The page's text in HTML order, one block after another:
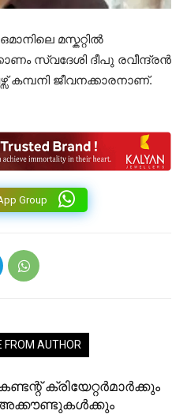
മസ്കറ്റിൽ
സ്വദേശി ദീപു രവീന്ദ്രൻ
കമ്പനി ജീവനക്കാരനാണ്.
Group
FROM AUTHOR
ക്രിയേറ്റർമാർക്കും